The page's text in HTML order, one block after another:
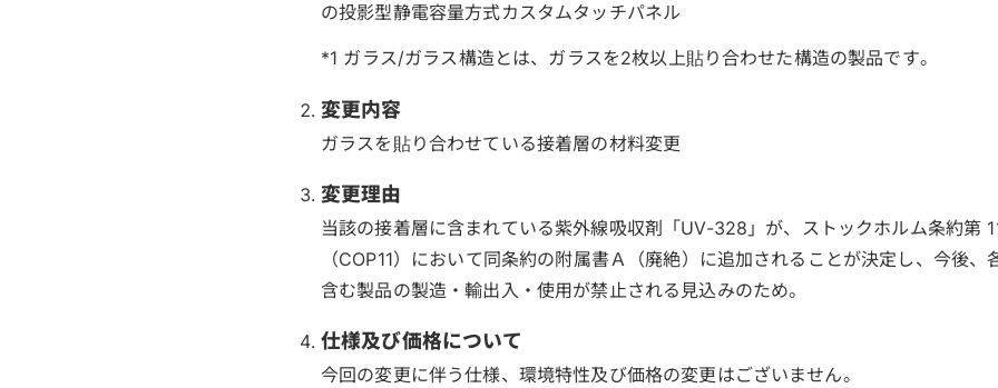
の投影型静電容量方式カスタムタッチパネル
*1 ガラス/ガラス構造とは、ガラスを2枚以上貼り合わせた構造の製品です。
変更内容
ガラスを貼り合わせている接着層の材料変更
変更理由
当該の接着層に含まれている紫外線吸収剤「UV-328」が、ストックホルム条約第
（COP11）において同条約の附属書Ａ（廃絶）に追加されることが決定し、今後、
含む製品の製造・輸出入・使用が禁止される見込みのため。
仕様及び価格について
今回の変更に伴う仕様、環境特性及び価格の変更はございません。